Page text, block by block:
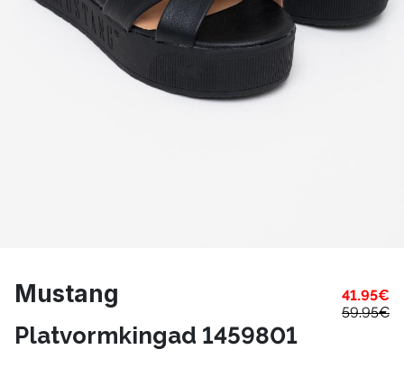
Mustang 41.95€
59.95€
Platvormkingad 1459801